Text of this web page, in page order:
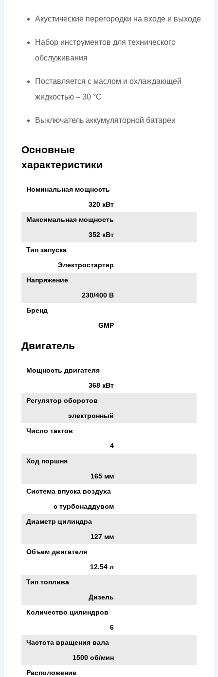
Акустические перегородки на входе и выходе
Набор инструментов для технического
обслуживания
Поставляется с маслом и охлаждающей
жидкостью – 30 °C
Выключатель аккумуляторной батареи
Основные
характеристики
Номинальная мощность
320 кВт
Максимальная мощность
352 кВт
Тип запуска
Электростартер
Напряжение
230/400 В
Бренд
GMP
Двигатель
Мощность двигателя
368 кВт
Регулятор оборотов
электронный
Число тактов
4
Ход поршня
165 мм
Система впуска воздуха
с турбонаддувом
Диаметр цилиндра
127 мм
Объем двигателя
12.54 л
Тип топлива
Дизель
Количество цилиндров
6
Частота вращения вала
1500 об/мин
Расположение